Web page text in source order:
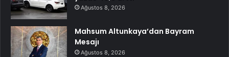
Ağustos 8, 2026
Mahsum Altunkaya’dan Bayram
Mesajı
Ağustos 8, 2026